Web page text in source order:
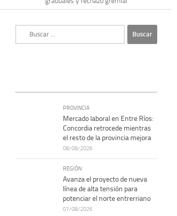
PROVINCIA
Mercado laboral en Entre Ríos:
Concordia retrocede mientras
el resto de la provincia mejora
08/08/2026
REGIÓN
Avanza el proyecto de nueva
línea de alta tensión para
potenciar el norte entrerriano
07/08/2026